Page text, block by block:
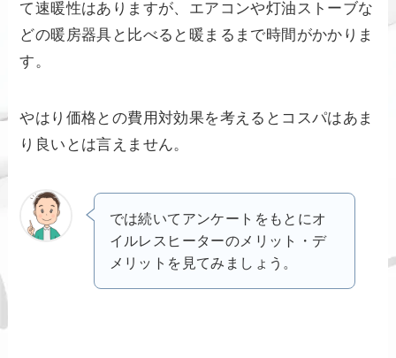
て速暖性はありますが、エアコンや灯油ストーブな
どの暖房器具と比べると暖まるまで時間がかかりま
す。
やはり価格との費用対効果を考えるとコスパはあま
り良いとは言えません。
では続いてアンケートをもとにオ
イルレスヒーターのメリット・デ
メリットを見てみましょう。